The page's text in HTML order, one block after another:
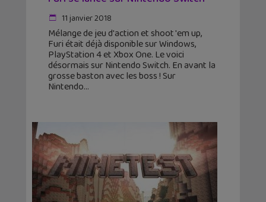
11 janvier 2018
Mélange de jeu d'action et shoot 'em up,
Furi était déjà disponible sur Windows,
PlayStation 4 et Xbox One. Le voici
désormais sur Nintendo Switch. En avant la
grosse baston avec les boss ! Sur
Nintendo